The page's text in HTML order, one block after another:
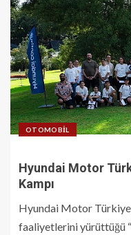
OTOMOBIL
Hyundai Motor
Kampı
Hyundai Motor
faaliyetlerini yürüttüğü